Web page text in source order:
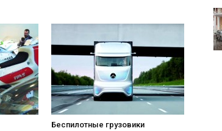
Беспилотные грузовики